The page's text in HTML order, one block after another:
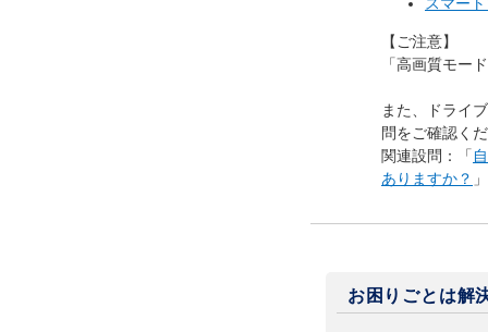
スマー
【ご注意】
「高画質モー
また、ドライ
問をご確認く
関連設問：「
ありますか？ 」
お困りごとは解